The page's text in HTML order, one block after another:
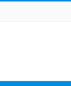
安全相关